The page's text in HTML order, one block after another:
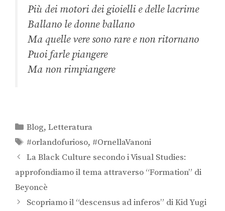
Più dei motori dei gioielli e delle lacrime
Ballano le donne ballano
Ma quelle vere sono rare e non ritornano
Puoi farle piangere
Ma non rimpiangere
Blog,Letteratura
#orlandofurioso, #OrnellaVanoni
La Black Culture secondo i Visual Studies:
approfondiamo il tema attraverso “Formation” di
Beyoncè
Scopriamo il “descensus ad inferos” di Kid Yugi